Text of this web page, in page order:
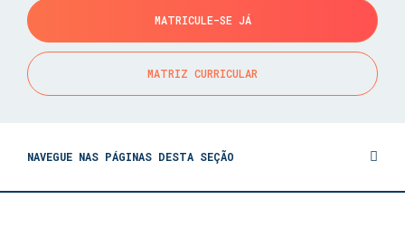
MATRICULE-SE JÁ
MATRIZ CURRICULAR
NAVEGUE NAS PÁGINAS DESTA SEÇÃO